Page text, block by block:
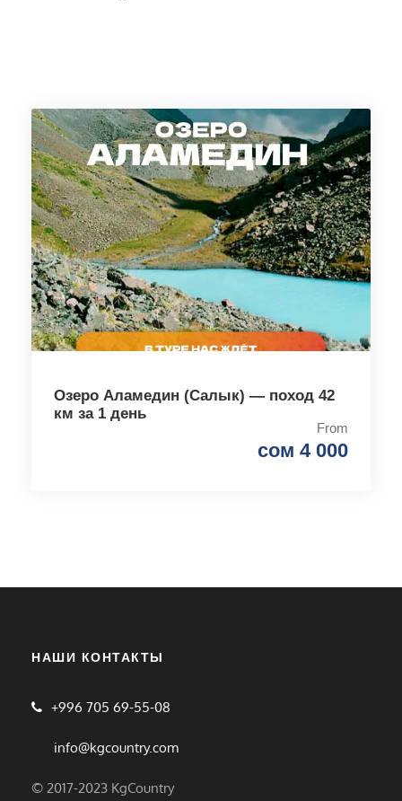
Озеро Аламедин (Салык) — поход 42
км за 1 день
From
сом 4 000
НАШИ КОНТАКТЫ
+996 705 69-55-08
info@kgcountry.com
© 2017-2023 KgCountry